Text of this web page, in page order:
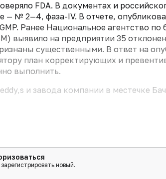
FDA. В документах и
— № 2—4, фаза-IV. В отчете,
Ранее Национальное агентство по
выявило на предприятии 35
существенными. В ответ на
план корректирующих и
выполнить.
и завода компании в местечке
новый.